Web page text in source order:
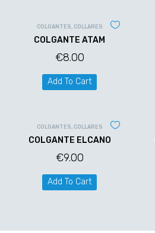
COLGANTES COLLARES
COLGANTE ATAM
€8.00
Add To Cart
COLGANTES COLLARES
COLGANTE ELCANO
€9.00
Add To Cart